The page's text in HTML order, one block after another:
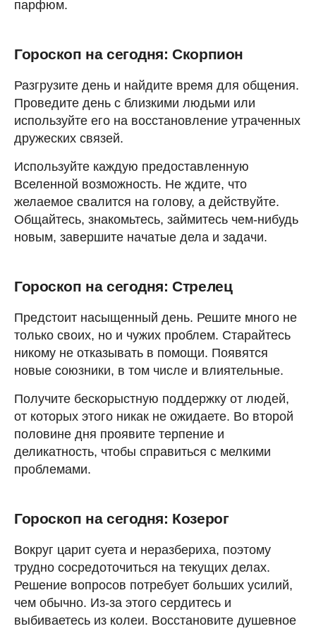
парфюм.
Гороскоп на сегодня: Скорпион
Разгрузите день и найдите время для общения.
Проведите день с близкими людьми или
используйте его на восстановление утраченных
дружеских связей.
Используйте каждую предоставленную
Вселенной возможность. Не ждите, что
желаемое свалится на голову, а действуйте.
Общайтесь, знакомьтесь, займитесь чем-нибудь
новым, завершите начатые дела и задачи.
Гороскоп на сегодня: Стрелец
Предстоит насыщенный день. Решите много не
только своих, но и чужих проблем. Старайтесь
никому не отказывать в помощи. Появятся
новые союзники, в том числе и влиятельные.
Получите бескорыстную поддержку от людей,
от которых этого никак не ожидаете. Во второй
половине дня проявите терпение и
деликатность, чтобы справиться с мелкими
проблемами.
Гороскоп на сегодня: Козерог
Вокруг царит суета и неразбериха, поэтому
трудно сосредоточиться на текущих делах.
Решение вопросов потребует больших усилий,
чем обычно. Из-за этого сердитесь и
выбиваетесь из колеи. Восстановите душевное